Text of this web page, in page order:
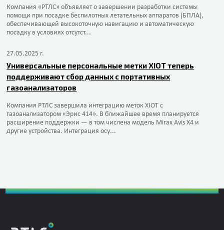
Компания «РТЛС» объявляет о завершении разработки системы
помощи при посадке беспилотных летательных аппаратов (БПЛА),
обеспечивающей высокоточную навигацию и автоматическую
посадку в условиях отсутст...
27.05.2025 г.
Универсальные персональные метки XIOT теперь
поддерживают сбор данных с портативных
газоанализаторов
Компания РТЛС завершила интеграцию меток XIOT с
газоанализатором «Эрис 414». В ближайшее время планируется
расширение поддержки — в том числена модель Mirax Avis X4 и
другие устройства. Интеграция осу...